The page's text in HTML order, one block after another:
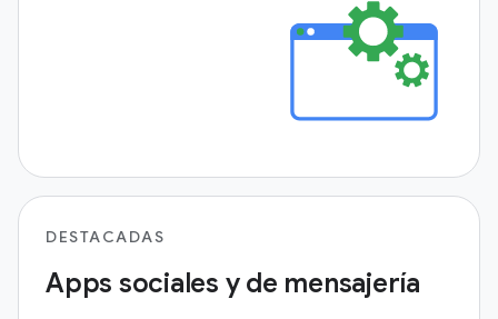
DESTACADAS
Apps sociales y de mensajería